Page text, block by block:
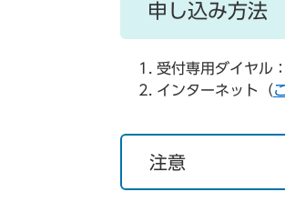
申し込み方法
受付専用ダイヤル：
インターネット（
注意